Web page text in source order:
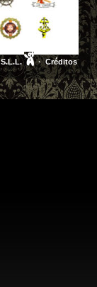
·Créditos